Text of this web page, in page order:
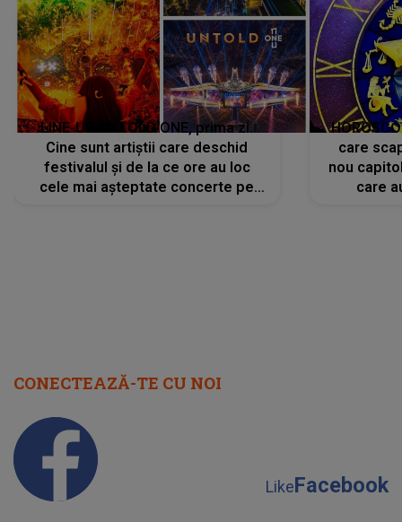
LINE-UP UNTOLD ONE, prima zi.
Cine sunt artiștii care deschid
festivalul și de la ce ore au loc
cele mai așteptate concerte pe
care
nou
care
CONECTEAZĂ-TE CU NOI
LikeFacebook